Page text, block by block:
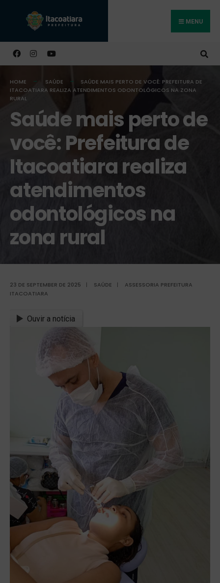
MENU
HOME SAÚDE
SAÚDE MAIS PERTO DE VOCÊ: PREFEITURA DE
ITACOATIARA REALIZA ATENDIMENTOS ODONTOLÓGICOS NA ZONA
RURAL
Saúde mais perto de
você: Prefeitura de
Itacoatiara realiza
atendimentos
odontológicos na
zona rural
23 DE SEPTEMBER DE 2025 | SAÚDE |
ASSESSORIA PREFEITURA
ITACOATIARA
Ouvir a notícia
Buscar